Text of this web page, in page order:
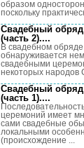
образом
поскольку
Свадебный
(часть 2)....
В свадебном обряде
обнаруживается
свадебными
некоторых народов
Свадебный
(часть 1)....
церемоний имеет
сами свадебные
локальными
(происхождение ...